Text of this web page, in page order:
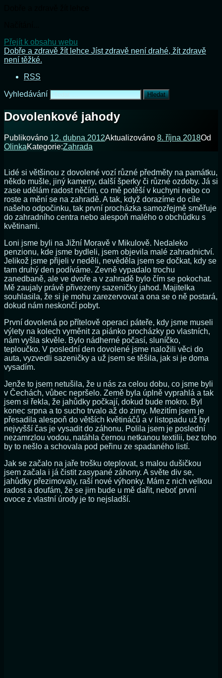
Přejít k obsahu webu
Dobře a zdravě žít lehce Jíst zdravě není drahé, žít zdravě
není těžké.
RSS
Vyhledávání
Dovolenkové jahody
Publikováno 12. dubna 2012Aktualizováno 8. října 2018Od
OlinkaKategorie:Zahrada
Lidé si většinou z dovolené vozí různé předměty na památku,
někdo mušle, jiný kameny, další šperky či různé ozdoby. Já si
zase udělám radost něčím, co mě potěší v kuchyni nebo co
roste a mění se na zahradě. A tak, když dorazíme do cíle
našeho odpočinku, tak první procházka samozřejmě směřuje
do zahradního centra nebo alespoň malého o obchůdku s
květinami.
Loni jsme byli na Jižní Moravě v Mikulově. Nedaleko
penzionu, kde jsme bydleli, jsem objevila malé zahradnictví.
Jelikož jsme přijeli v neděli, nevěděla jsem se dočkat, kdy se
tam druhý den podíváme. Zevně vypadalo trochu
zanedbaně, ale ve dvoře a v zahradě bylo čím se pokochat.
Mě zaujaly právě přivezeny sazeničky jahod. Majitelka
souhlasila, že si je mohu zarezervovat a ona se o ně postará,
dokud nám neskončí pobyt.
První dovolená po přítelově operaci páteře, kdy jsme museli
výlety na kolech vyměnit za piánko procházky po vlastních,
nám vyšla skvěle. Bylo nádherné počasí, sluníčko,
teploučko. V poslední den dovolené jsme naložili věci do
auta, vyzvedli sazeničky a už jsem se těšila, jak si je doma
vysadím.
Jenže to jsem netušila, že u nás za celou dobu, co jsme byli
v Čechách, vůbec nepršelo. Země byla úplně vyprahlá a tak
jsem si řekla, že jahůdky počkají, dokud bude mokro. Byl
konec srpna a to sucho trvalo až do zimy. Mezitím jsem je
přesadila alespoň do větších květináčů a v listopadu už byl
nejvyšší čas je vysadit do záhonu. Polila jsem je poslední
nezamrzlou vodou, natáhla černou netkanou textilii, bez toho
by to nešlo a schovala pod peřinu ze spadaného listí.
Jak se začalo na jaře trošku oteplovat, s malou dušičkou
jsem začala i já čistit zasypané záhony. A světe div se,
jahůdky přezimovaly, raší nové výhonky. Mám z nich velkou
radost a doufám, že se jim bude u mě dařit, neboť první
ovoce z vlastní úrody je to nejsladší.